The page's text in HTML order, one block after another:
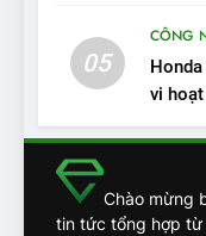
05
CÔNG
vi
Chào mừng
tin tức tổng hợp từ